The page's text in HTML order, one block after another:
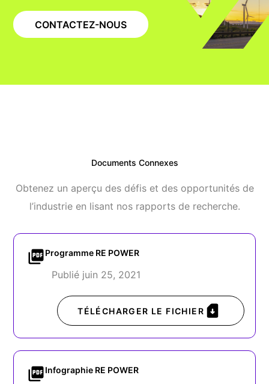
CONTACTEZ-NOUS
Documents Connexes
Obtenez un aperçu des défis et des opportunités de
l’industrie en lisant nos rapports de recherche.
Programme RE POWER
Publié juin 25, 2021
TÉLÉCHARGER LE FICHIER
Infographie RE POWER